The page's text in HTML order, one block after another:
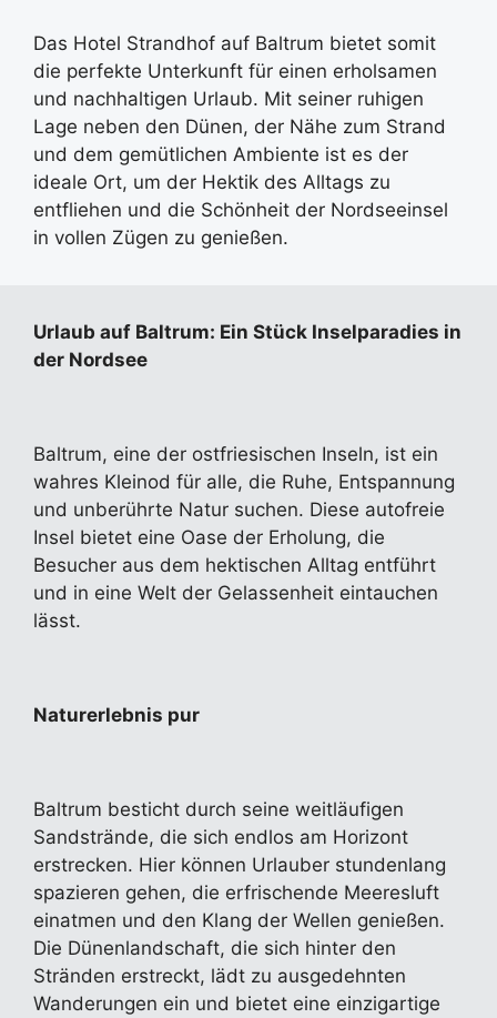
Das Hotel Strandhof auf Baltrum bietet somit
die perfekte Unterkunft für einen erholsamen
und nachhaltigen Urlaub. Mit seiner ruhigen
Lage neben den Dünen, der Nähe zum Strand
und dem gemütlichen Ambiente ist es der
ideale Ort, um der Hektik des Alltags zu
entfliehen und die Schönheit der Nordseeinsel
in vollen Zügen zu genießen.
Urlaub auf Baltrum: Ein Stück Inselparadies in
der Nordsee
Baltrum, eine der ostfriesischen Inseln, ist ein
wahres Kleinod für alle, die Ruhe, Entspannung
und unberührte Natur suchen. Diese autofreie
Insel bietet eine Oase der Erholung, die
Besucher aus dem hektischen Alltag entführt
und in eine Welt der Gelassenheit eintauchen
lässt.
Naturerlebnis pur
Baltrum besticht durch seine weitläufigen
Sandstrände, die sich endlos am Horizont
erstrecken. Hier können Urlauber stundenlang
spazieren gehen, die erfrischende Meeresluft
einatmen und den Klang der Wellen genießen.
Die Dünenlandschaft, die sich hinter den
Stränden erstreckt, lädt zu ausgedehnten
Wanderungen ein und bietet eine einzigartige